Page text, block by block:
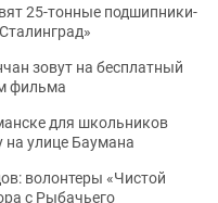
25-тонные подшипники-
зовут на бесплатный
фильма
для школьников
улице Баумана
волонтеры «Чистой
с Рыбачьего